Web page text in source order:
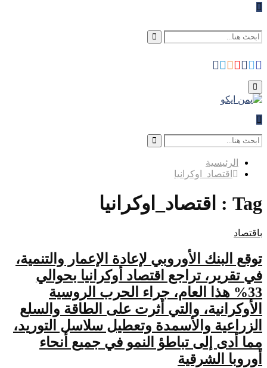
Search
for:
Search
Facebook
Twitter
Instagram
Youtube
Rss
Telegram
Whatsapp
Primary
Menu
Search
for:
Search
الرئيسية
اقتصاد_اوكرانيا
Tag : اقتصاد_اوكرانيا
باقتصاد
توقع البنك الأوروبي لإعادة الإعمار والتنمية،
في تقرير، تراجع اقتصاد أوكرانيا بحوالي
33% هذا العام، جراء الحرب الروسية
الأوكرانية، والتي أثرت على الطاقة والسلع
الزراعية والأسمدة وتعطيل سلاسل التوريد،
مما أدى إلى تباطؤ النمو في جميع أنحاء
أوروبا الشرقية